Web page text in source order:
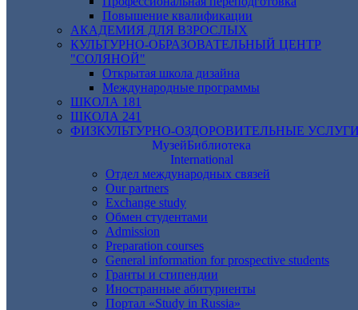
Повышение квалификации
АКАДЕМИЯ ДЛЯ ВЗРОСЛЫХ
КУЛЬТУРНО-ОБРАЗОВАТЕЛЬНЫЙ ЦЕНТР
"СОЛЯНОЙ"
Открытая школа дизайна
Международные программы
ШКОЛА 181
ШКОЛА 241
ФИЗКУЛЬТУРНО-ОЗДОРОВИТЕЛЬНЫЕ
МузейБиблиотека
International
Отдел международных связей
Our partners
Exchange study
Обмен студентами
Admission
Preparation courses
General information for prospective students
Гранты и стипендии
Иностранные абитуриенты
Портал «Study in Russia»